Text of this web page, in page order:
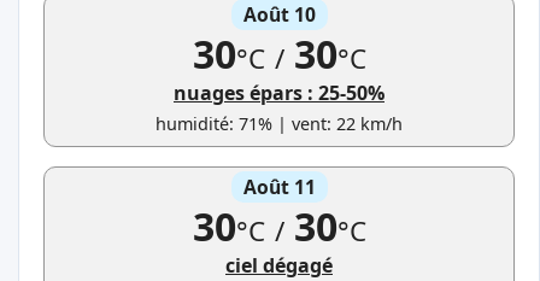
Août 10
30°C /30°C
nuages épars : 25-50%
humidité: 71% | vent: 22 km/h
Août 11
30°C /30°C
ciel dégagé